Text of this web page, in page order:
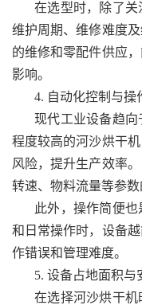
在选型时，除了
维护周期、维修难度
的维修和零配件供应
影响。
4. 自动化控制与操
现代工业设备趋
程度较高的河沙烘干
风险，提升生产效率
转速、物料流量等参
此外，操作简便也
和日常操作时，设备
作错误和管理难度。
5. 设备占地面积与
在选择河沙烘干